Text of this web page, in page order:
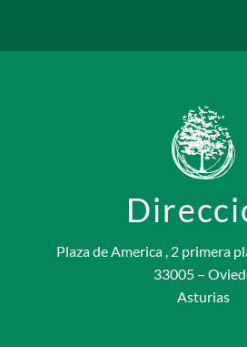
Plaza de America , 2 primera
33005 –
Asturias